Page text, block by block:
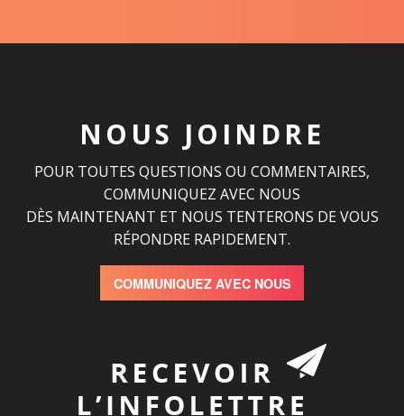
NOUS JOINDRE
POUR TOUTES QUESTIONS OU COMMENTAIRES,
COMMUNIQUEZ AVEC NOUS
DÈS MAINTENANT ET NOUS TENTERONS DE VOUS
RÉPONDRE RAPIDEMENT.
COMMUNIQUEZ AVEC NOUS